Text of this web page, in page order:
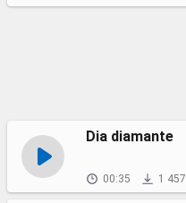
Dia diamante
00:35 1 457